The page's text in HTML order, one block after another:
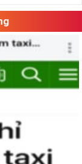
theo quy định
MobiFone
mua sim số
một số phải
hoàn hảo. Vậy